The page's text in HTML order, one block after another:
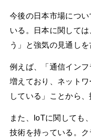
今後の日本市場につ
いる。日本に関して
う」と強気の見通しを
例えば、「通信イン
増えており、ネット
している」ことから
また、IoTに関しても
技術を持っている。